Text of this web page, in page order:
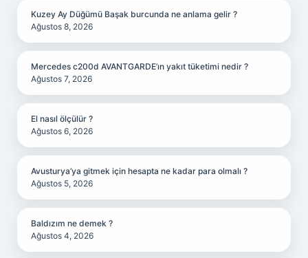
Kuzey Ay Düğümü Başak burcunda ne anlama gelir ?
Ağustos 8, 2026
Mercedes c200d AVANTGARDE’ın yakıt tüketimi nedir ?
Ağustos 7, 2026
El nasıl ölçülür ?
Ağustos 6, 2026
Avusturya’ya gitmek için hesapta ne kadar para olmalı ?
Ağustos 5, 2026
Baldızım ne demek ?
Ağustos 4, 2026